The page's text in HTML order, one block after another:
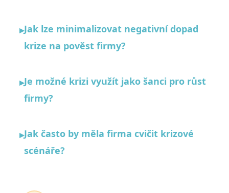
▸Jak lze minimalizovat negativní dopad
krize na pověst firmy?
▸Je možné krizi využít jako šanci pro růst
firmy?
▸Jak často by měla firma cvičit krizové
scénáře?